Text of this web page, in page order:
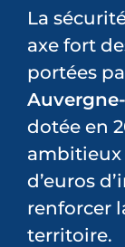
DEVENEZ
CONTACT
La
axe fort
portées
dotée en
ambitieux
d’euros
renforcer
territoire.